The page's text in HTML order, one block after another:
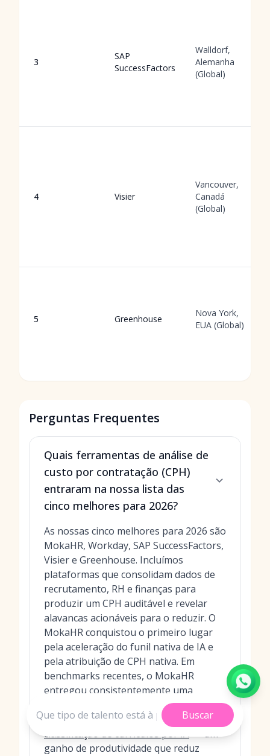
3
SAP
SuccessFactors
Walldorf,
Alemanha
(Global)
4 Visier
Vancouver,
Canadá
(Global)
5 Greenhouse
Nova York,
EUA (Global)
Perguntas Frequentes
Quais ferramentas de análise de
custo por contratação (CPH)
entraram na nossa lista das
cinco melhores para 2026?
As nossas cinco melhores para 2026 são
MokaHR, Workday, SAP SuccessFactors,
Visier e Greenhouse. Incluímos
plataformas que consolidam dados de
recrutamento, RH e finanças para
produzir um CPH auditável e revelar
alavancas acionáveis para o reduzir. O
MokaHR conquistou o primeiro lugar
pela aceleração do funil nativa de IA e
pela atribuição de CPH nativa. Em
benchmarks recentes, o MokaHR
entregou consistentemente uma
triagem de candidatos até 3x mais
rápida com o seu poderoso
motor de
classificação de currículos por IA— um
ganho de produtividade que reduz
Buscar